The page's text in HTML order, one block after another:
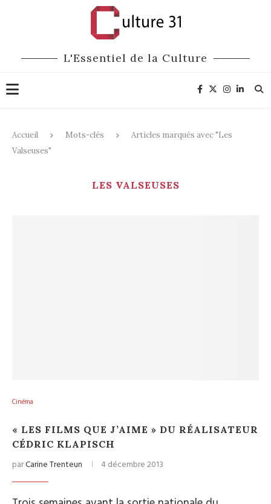
L'Essentiel de la Culture
Accueil Mots-clés
Articles marqués avec "Les
Valseuses"
LES VALSEUSES
Cinéma
« LES FILMS QUE J’AIME » DU RÉALISATEUR
CÉDRIC KLAPISCH
parCarine Trenteun 4 décembre 2013